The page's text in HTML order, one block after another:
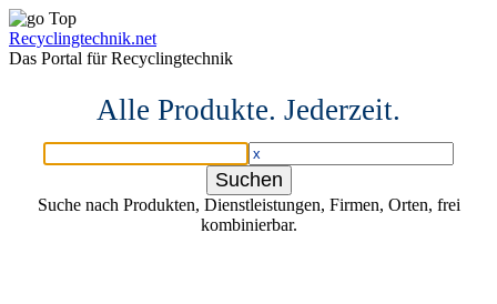
Recyclingtechnik.net
Das Portal für Recyclingtechnik
Alle Produkte. Jederzeit.
Suche nach Produkten, Dienstleistungen, Firmen, Orten, frei
kombinierbar.